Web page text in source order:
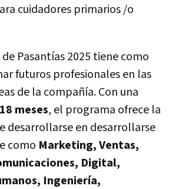
cuidadores primarios /o
Pasantías 2025 tiene como
futuros profesionales en las
de la compañía. Con una
meses, el programa ofrece la
desarrollarse en desarrollarse
como Marketing, Ventas,
Digital,
Ingeniería,